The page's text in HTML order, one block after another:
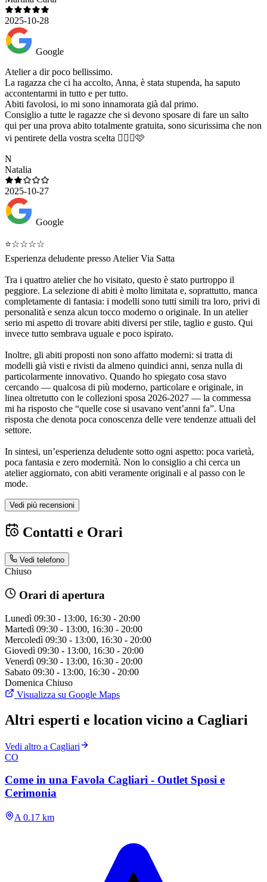
2025-10-28
Google
Atelier a dir poco bellissimo.
La ragazza che ci ha accolto, Anna, è stata stupenda, ha saputo
accontentarmi in tutto e per tutto.
Abiti favolosi, io mi sono innamorata già dal primo.
Consiglio a tutte le ragazze che si devono sposare di fare un salto
qui per una prova abito totalmente gratuita, sono sicurissima che non
vi pentirete della vostra scelta 👰🏼‍♀️🩷
N
Natalia
2025-10-27
Google
⭐☆☆☆☆
Esperienza deludente presso Atelier Via Satta
Tra i quattro atelier che ho visitato, questo è stato purtroppo il
peggiore. La selezione di abiti è molto limitata e, soprattutto, manca
completamente di fantasia: i modelli sono tutti simili tra loro, privi di
personalità e senza alcun tocco moderno o originale. In un atelier
serio mi aspetto di trovare abiti diversi per stile, taglio e gusto. Qui
invece tutto sembrava uguale e poco ispirato.
Inoltre, gli abiti proposti non sono affatto moderni: si tratta di
modelli già visti e rivisti da almeno quindici anni, senza nulla di
particolarmente innovativo. Quando ho spiegato cosa stavo
cercando — qualcosa di più moderno, particolare e originale, in
linea oltretutto con le collezioni sposa 2026-2027 — la commessa
mi ha risposto che “quelle cose si usavano vent’anni fa”. Una
risposta che denota poca conoscenza delle vere tendenze attuali del
settore.
In sintesi, un’esperienza deludente sotto ogni aspetto: poca varietà,
poca fantasia e zero modernità. Non lo consiglio a chi cerca un
atelier aggiornato, con abiti veramente originali e al passo con le
mode.
Vedi più recensioni
Contatti e Orari
Vedi telefono
Chiuso
Orari di apertura
Lunedì 09:30 - 13:00, 16:30 - 20:00
Martedì 09:30 - 13:00, 16:30 - 20:00
Mercoledì 09:30 - 13:00, 16:30 - 20:00
Giovedì 09:30 - 13:00, 16:30 - 20:00
Venerdì 09:30 - 13:00, 16:30 - 20:00
Sabato 09:30 - 13:00, 16:30 - 20:00
Domenica Chiuso
Visualizza su Google Maps
Altri esperti e location vicino a Cagliari
Vedi altro a Cagliari
CO
Come in una Favola Cagliari - Outlet Sposi e
Cerimonia
A 0.17 km